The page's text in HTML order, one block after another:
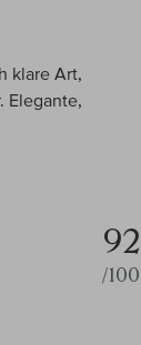
klare Art,
Elegante,
92
/100